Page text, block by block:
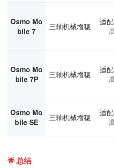
Osmo Mo
bile 7
三轴机械增稳
适
Osmo Mo
bile 7P
三轴机械增稳
适
Osmo Mo
bile SE
三轴机械增稳
适
🌟 总结